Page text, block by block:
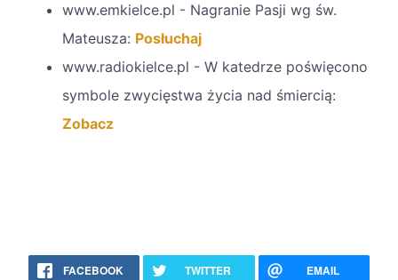
www.emkielce.pl - Nagranie Pasji wg św.
Mateusza: Posłuchaj
www.radiokielce.pl - W katedrze poświęcono
symbole zwycięstwa życia nad śmiercią:
Zobacz
FACEBOOK TWITTER EMAIL